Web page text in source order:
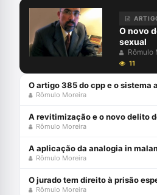
O novo
sexual
Rômulo
11
Rômulo Moreira
A revitimização e o novo delito
Rômulo Moreira
Rômulo Moreira
O jurado tem direito à prisão
Rômulo Moreira